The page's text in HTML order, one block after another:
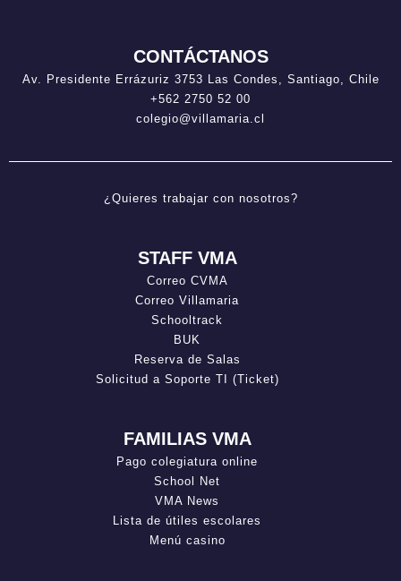
CONTÁCTANOS
Av. Presidente Errázuriz 3753 Las Condes, Santiago, Chile
+562 2750 52 00
colegio@villamaria.cl
¿Quieres trabajar con nosotros?
STAFF VMA
Correo CVMA
Correo Villamaria
Schooltrack
BUK
Reserva de Salas
Solicitud a Soporte TI (Ticket)
FAMILIAS VMA
Pago colegiatura online
School Net
VMA News
Lista de útiles escolares
Menú casino